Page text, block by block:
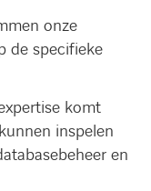
onze
de specifieke
komt
inspelen
en